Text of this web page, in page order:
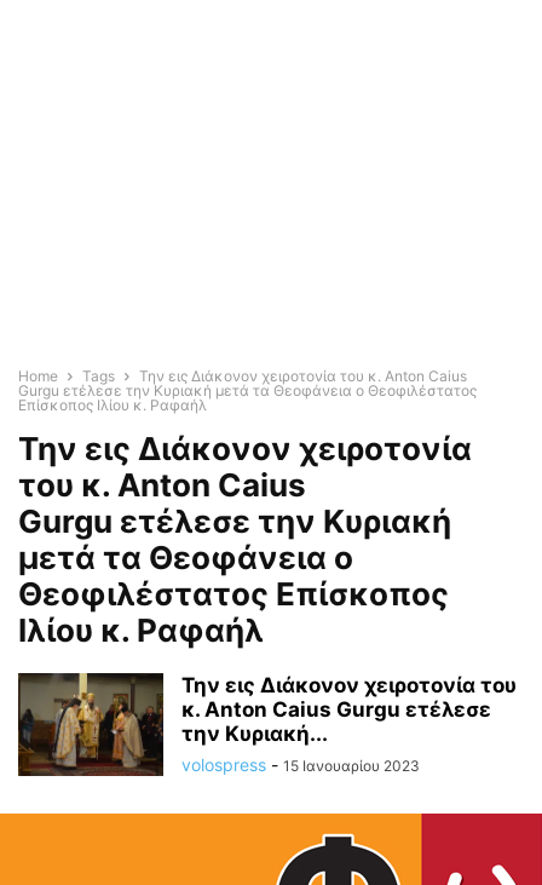
Home Tags
Την εις Διάκονον χειροτονία του κ. Anton Caius
Gurgu ετέλεσε την Κυριακή μετά τα Θεοφάνεια ο Θεοφιλέστατος
Επίσκοπος Ιλίου κ. Ραφαήλ
Την εις Διάκονον χειροτονία
του κ. Anton Caius
Gurgu ετέλεσε την Κυριακή
μετά τα Θεοφάνεια ο
Θεοφιλέστατος Επίσκοπος
Ιλίου κ. Ραφαήλ
Την εις Διάκονον χειροτονία του
κ. Anton Caius Gurgu ετέλεσε
την Κυριακή...
volospress - 15 Ιανουαρίου 2023